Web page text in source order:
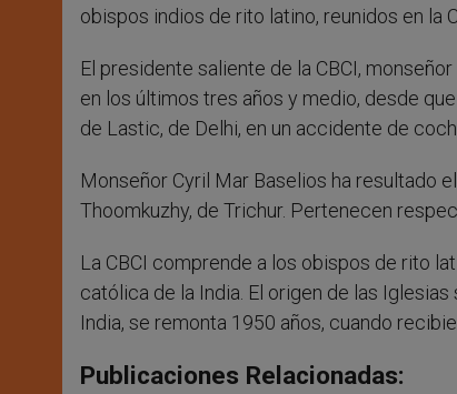
obispos indios de rito latino, reunidos en la
El presidente saliente de la CBCI,
en los últimos tres años y medio, desde
de Lastic, de Delhi, en un accidente de
Monseñor Cyril Mar Baselios ha resultado
Thoomkuzhy, de Trichur. Pertenecen
La CBCI comprende a los obispos de rito
católica de la India. El origen de las
India, se remonta 1950 años, cuando
Publicaciones Relacionadas: